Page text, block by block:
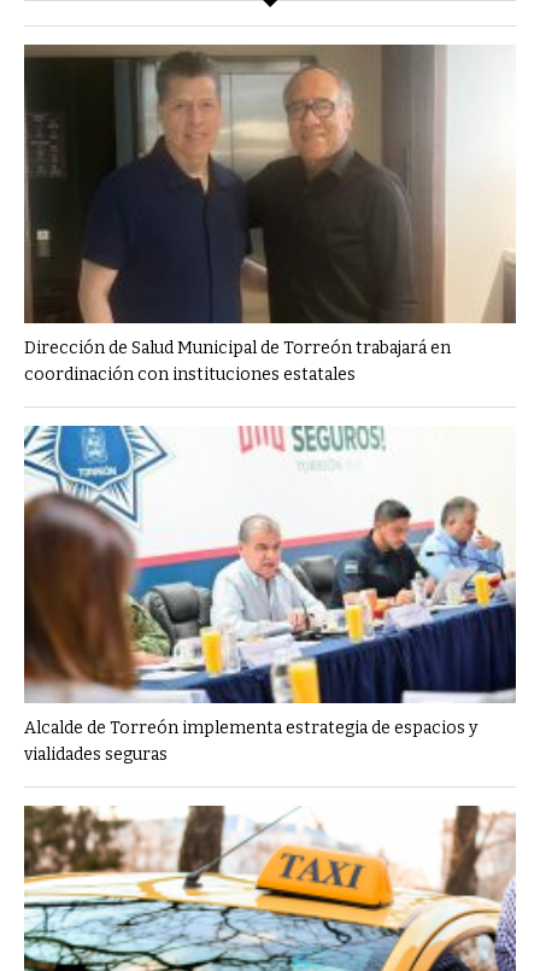
Dirección de Salud Municipal de Torreón trabajará en
coordinación con instituciones estatales
Alcalde de Torreón implementa estrategia de espacios y
vialidades seguras